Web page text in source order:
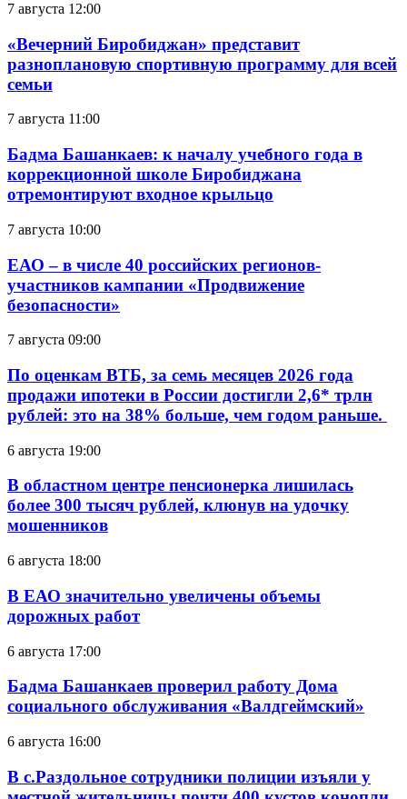
7 августа 12:00
«Вечерний Биробиджан» представит
разноплановую спортивную программу для всей
семьи
7 августа 11:00
Бадма Башанкаев: к началу учебного года в
коррекционной школе Биробиджана
отремонтируют входное крыльцо
7 августа 10:00
ЕАО – в числе 40 российских регионов-
участников кампании «Продвижение
безопасности»
7 августа 09:00
По оценкам ВТБ, за семь месяцев 2026 года
продажи ипотеки в России достигли 2,6* трлн
рублей: это на 38% больше, чем годом раньше.
6 августа 19:00
В областном центре пенсионерка лишилась
более 300 тысяч рублей, клюнув на удочку
мошенников
6 августа 18:00
В ЕАО значительно увеличены объемы
дорожных работ
6 августа 17:00
Бадма Башанкаев проверил работу Дома
социального обслуживания «Валдгеймский»
6 августа 16:00
В с.Раздольное сотрудники полиции изъяли у